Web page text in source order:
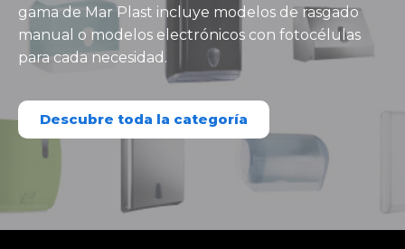
gama de Mar Plast incluye modelos de rasgado
manual o modelos electrónicos con fotocélulas
para cada necesidad.
Descubre toda la categoría